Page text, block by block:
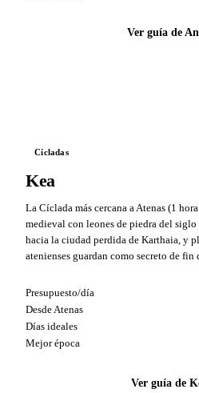
Ver guía de
Cícladas
Kea
La Cíclada más cercana a Atenas (1
medieval con leones de piedra del
hacia la ciudad perdida de Karthaia, y
atenienses guardan como secreto de fin
Presupuesto/día
Desde Atenas
Días ideales
Mejor época
Ver guía de